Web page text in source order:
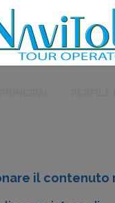
il